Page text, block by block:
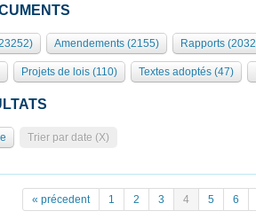
autres organes
de l'Assemblée
l'Assemblée
des Présidents Bureau Collège des
clés
référence
de l'Assemblée ... )
palais Bourbon
Amendements (2155) Rapports
Projets de lois (110) Textes adoptés (47)
Trier par date (X)
« précedent 1 2 3 4 5 6